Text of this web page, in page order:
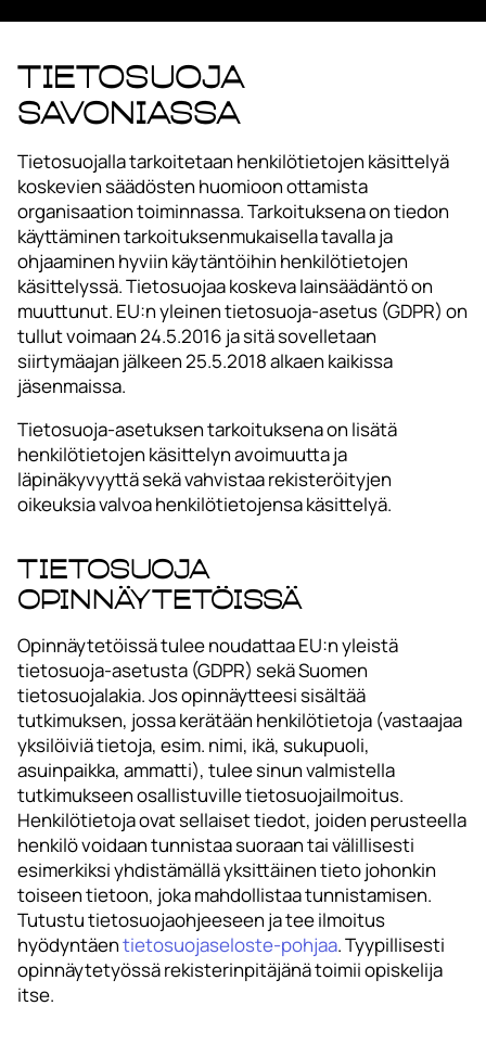
Tietosuoja
Savoniassa
Tietosuojalla tarkoitetaan henkilötietojen käsittelyä
koskevien säädösten huomioon ottamista
organisaation toiminnassa. Tarkoituksena on tiedon
käyttäminen tarkoituksenmukaisella tavalla ja
ohjaaminen hyviin käytäntöihin henkilötietojen
käsittelyssä. Tietosuojaa koskeva lainsäädäntö on
muuttunut. EU:n yleinen tietosuoja-asetus (GDPR) on
tullut voimaan 24.5.2016 ja sitä sovelletaan
siirtymäajan jälkeen 25.5.2018 alkaen kaikissa
jäsenmaissa.
Tietosuoja-asetuksen tarkoituksena on lisätä
henkilötietojen käsittelyn avoimuutta ja
läpinäkyvyyttä sekä vahvistaa rekisteröityjen
oikeuksia valvoa henkilötietojensa käsittelyä.
Tietosuoja
opinnäytetöissä
Opinnäytetöissä tulee noudattaa EU:n yleistä
tietosuoja-asetusta (GDPR) sekä Suomen
tietosuojalakia. Jos opinnäytteesi sisältää
tutkimuksen, jossa kerätään henkilötietoja (vastaajaa
yksilöiviä tietoja, esim. nimi, ikä, sukupuoli,
asuinpaikka, ammatti), tulee sinun valmistella
tutkimukseen osallistuville tietosuojailmoitus.
Henkilötietoja ovat sellaiset tiedot, joiden perusteella
henkilö voidaan tunnistaa suoraan tai välillisesti
esimerkiksi yhdistämällä yksittäinen tieto johonkin
toiseen tietoon, joka mahdollistaa tunnistamisen.
Tutustu tietosuojaohjeeseen ja tee ilmoitus
hyödyntäentietosuojaseloste-pohjaa. Tyypillisesti
opinnäytetyössä rekisterinpitäjänä toimii opiskelija
itse.